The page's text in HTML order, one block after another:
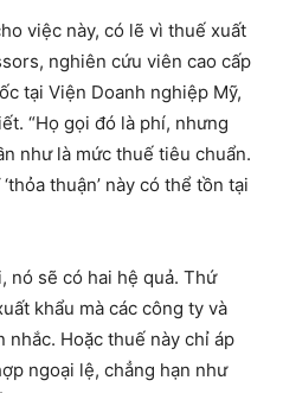
việc này, có lẽ vì thuế xuất
nghiên cứu viên cao cấp
tại Viện Doanh nghiệp Mỹ,
“Họ gọi đó là phí, nhưng
như là mức thuế tiêu chuẩn.
thuận’ này có thể tồn tại
nó sẽ có hai hệ quả. Thứ
khẩu mà các công ty và
nhắc. Hoặc thuế này chỉ áp
ngoại lệ, chẳng hạn như